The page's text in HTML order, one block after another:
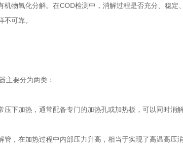
氧化分解。在COD检测中，消解过程是否充分、稳定
可靠。
要分为两类：
加热，通常配备专门的加热孔或加热板，可以同时消
在加热过程中内部压力升高，相当于实现了高温高压